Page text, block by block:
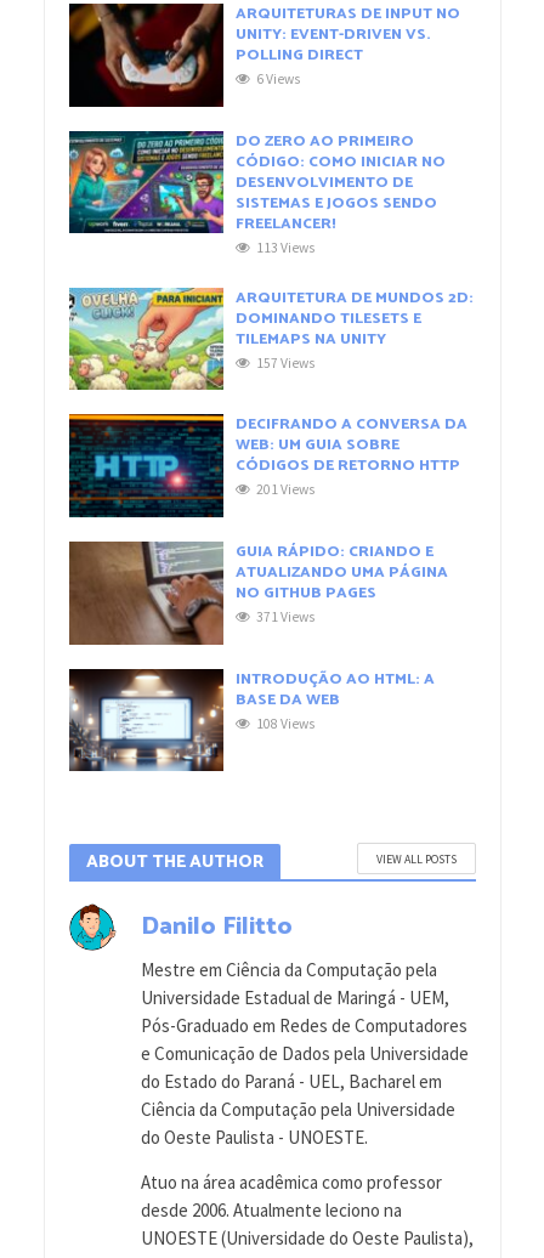
ARQUITETURAS DE INPUT NO
UNITY: EVENT-DRIVEN VS.
POLLING DIRECT
6 Views
DO ZERO AO PRIMEIRO
CÓDIGO: COMO INICIAR NO
DESENVOLVIMENTO DE
SISTEMAS E JOGOS SENDO
FREELANCER!
113 Views
ARQUITETURA DE MUNDOS 2D:
DOMINANDO TILESETS E
TILEMAPS NA UNITY
157 Views
DECIFRANDO A CONVERSA DA
WEB: UM GUIA SOBRE
CÓDIGOS DE RETORNO HTTP
201 Views
GUIA RÁPIDO: CRIANDO E
ATUALIZANDO UMA PÁGINA
NO GITHUB PAGES
371 Views
INTRODUÇÃO AO HTML: A
BASE DA WEB
108 Views
ABOUT THE AUTHOR VIEW ALL POSTS
Danilo Filitto
Mestre em Ciência da Computação pela
Universidade Estadual de Maringá - UEM,
Pós-Graduado em Redes de Computadores
e Comunicação de Dados pela Universidade
do Estado do Paraná - UEL, Bacharel em
Ciência da Computação pela Universidade
do Oeste Paulista - UNOESTE.
Atuo na área acadêmica como professor
desde 2006. Atualmente leciono na
UNOESTE (Universidade do Oeste Paulista),